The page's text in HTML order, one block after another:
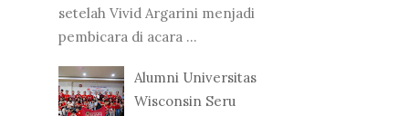
setelah Vivid Argarini menjadi
pembicara di acara ...
Alumni Universitas
Wisconsin Seru